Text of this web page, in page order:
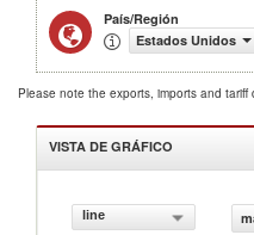
País/Región
Estados Unidos
Please note the exports, imports and
VISTA DE GRÁFICO
line